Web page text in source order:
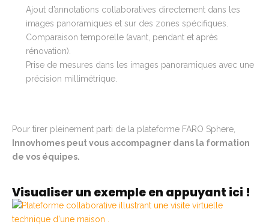
Ajout d’annotations collaboratives directement dans les
images panoramiques et sur des zones spécifiques.
Comparaison temporelle (avant, pendant et après
rénovation).
Prise de mesures dans les images panoramiques avec une
précision millimétrique.
Pour tirer pleinement parti de la plateforme FARO Sphere,
Innovhomes peut vous accompagner dans la formation
de vos équipes.
Visualiser un exemple en appuyant ici !